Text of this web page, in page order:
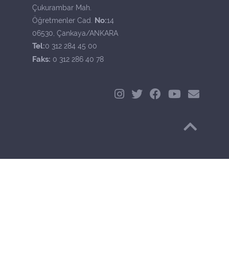
Çukurambar Mah.
Öğretmenler Cad. No:14
06530, Çankaya/ANKARA
Tel:0 312 284 45 00
Faks: 0 312 286 40 78